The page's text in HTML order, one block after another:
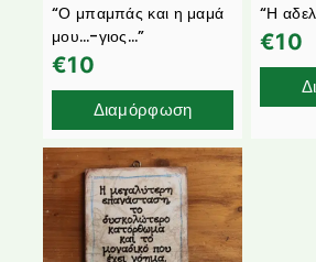
“Ο μπαμπάς και η μαμά
μου…-γιος…”
€10
Διαμόρφωση
“Η
€10